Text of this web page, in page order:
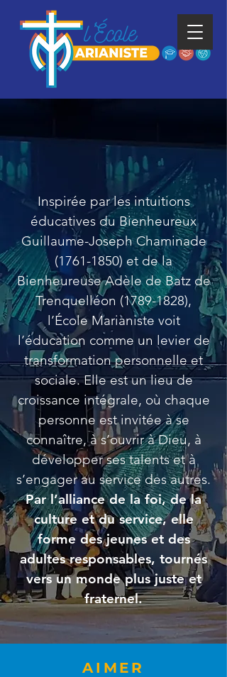
Une école
en mission
Inspirée par les intuitions
éducatives du Bienheureux
Guillaume-Joseph Chaminade
(1761-1850) et de la
Bienheureuse Adèle de Batz de
Trenquelléon (1789-1828),
l’École Marianiste voit
l’éducation comme un levier de
transformation personnelle et
sociale. Elle est un lieu de
croissance intégrale, où chaque
personne est invitée à se
connaître, à s’ouvrir à Dieu, à
développer ses talents et à
s’engager au service des autres.
Par l’alliance de la foi, de la
culture et du service, elle
forme des jeunes et des
adultes responsables, tournés
vers un monde plus juste et
fraternel.
AIMER